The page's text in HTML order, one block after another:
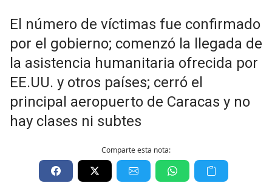
El número de víctimas fue confirmado
por el gobierno; comenzó la llegada de
la asistencia humanitaria ofrecida por
EE.UU. y otros países; cerró el
principal aeropuerto de Caracas y no
hay clases ni subtes
Comparte esta nota: